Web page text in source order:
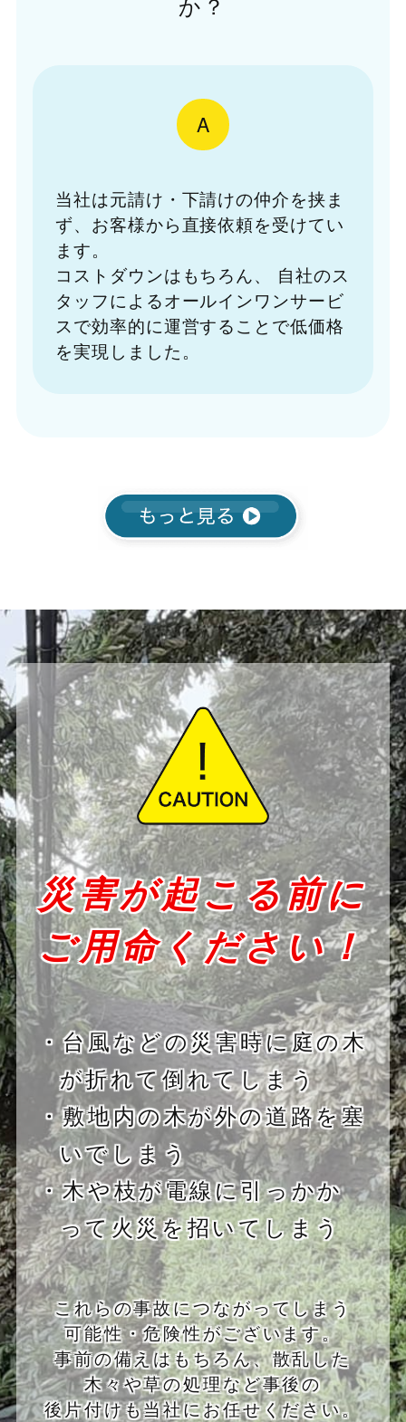
A
当社は元請け・下請けの仲介を挟ま
ず、お客様から直接依頼を受けてい
ます。
コストダウンはもちろん、
自社のス
タッフによるオールインワンサービ
スで効率的に運営することで低価格
を実現しました。
災害が起こる前に
ご用命ください！
・台風などの災害時に庭の木
が折れて倒れてしまう
・敷地内の木が外の道路を塞
いでしまう
・木や枝が電線に引っかか
って火災を招いてしまう
これらの事故につながってしまう
可能性・危険性がございます。
事前の備えはもちろん、散乱した
木々や草の処理など事後の
後片付けも当社にお任せください。